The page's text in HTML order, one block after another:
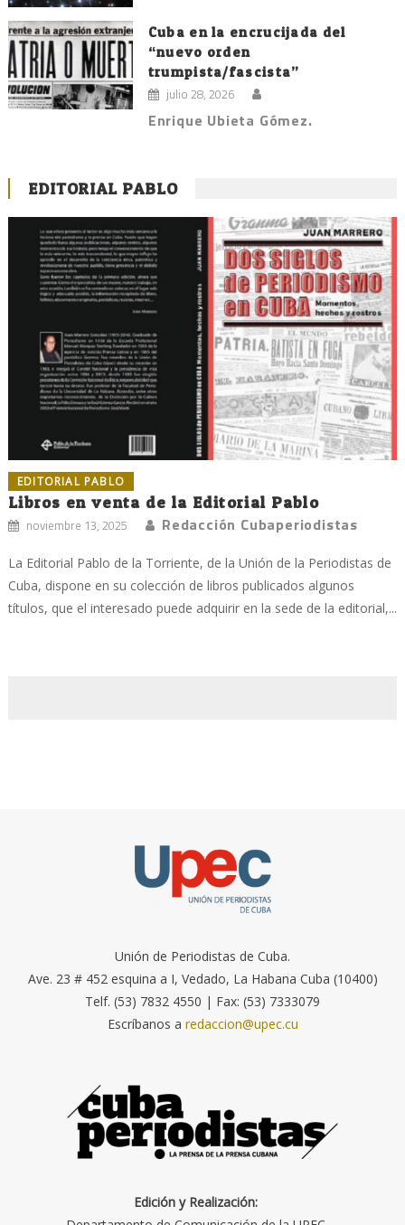
Cuba en la encrucijada del
“nuevo orden
trumpista/fascista”
julio 28, 2026
Enrique Ubieta Gómez.
EDITORIAL PABLO
EDITORIAL PABLO
Libros en venta de la Editorial Pablo
noviembre 13, 2025 Redacción Cubaperiodistas
La Editorial Pablo de la Torriente, de la Unión de la Periodistas de
Cuba, dispone en su colección de libros publicados algunos
títulos, que el interesado puede adquirir en la sede de la editorial,...
Unión de Periodistas de Cuba.
Ave. 23 # 452 esquina a I, Vedado, La Habana Cuba (10400)
Telf. (53) 7832 4550 | Fax: (53) 7333079
Escríbanos a redaccion@upec.cu
Edición y Realización: